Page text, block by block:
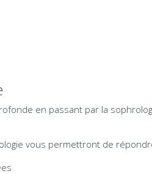
en passant par la
vous permettront de